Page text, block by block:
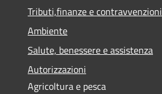
Tributi,finanze e contravvenzioni
Ambiente
Salute, benessere e assistenza
Autorizzazioni
Agricoltura e pesca